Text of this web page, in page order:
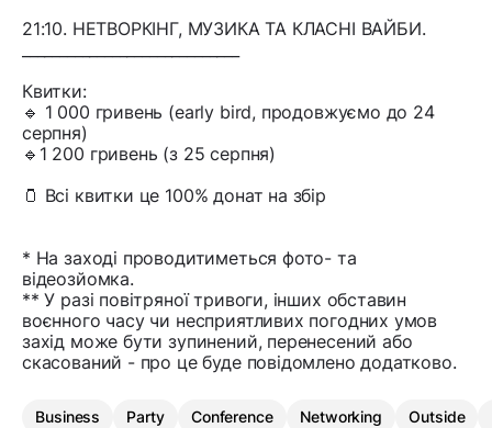
21:10. НЕТВОРКІНГ, МУЗИКА ТА КЛАСНІ ВАЙБИ.
Квитки:
🔹 1 000 гривень (early bird, продовжуємо до 24
серпня)
🔹1 200 гривень (з 25 серпня)
🫙 Всі квитки це 100% донат на збір
* На заході проводитиметься фото- та
відеозйомка.
** У разі повітряної тривоги, інших обставин
воєнного часу чи несприятливих погодних умов
захід може бути зупинений, перенесений або
скасований - про це буде повідомлено додатково.
Business Party Conference Networking Outside